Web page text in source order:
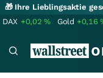
🎁 Ihre Lieblingsaktie
DAX +0,02% Gold +0,16